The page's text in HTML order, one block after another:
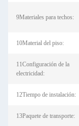
9Materiales para techos:
10Material del piso:
11Configuración de la
electricidad:
12Tiempo de instalación:
13Paquete de transporte: